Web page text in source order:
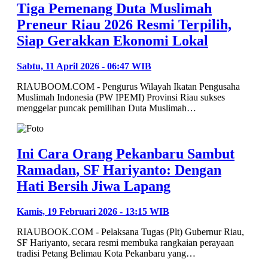
Tiga Pemenang Duta Muslimah
Preneur Riau 2026 Resmi Terpilih,
Siap Gerakkan Ekonomi Lokal
Sabtu, 11 April 2026 - 06:47 WIB
RIAUBOOM.COM - Pengurus Wilayah Ikatan Pengusaha
Muslimah Indonesia (PW IPEMI) Provinsi Riau sukses
menggelar puncak pemilihan Duta Muslimah…
Ini Cara Orang Pekanbaru Sambut
Ramadan, SF Hariyanto: Dengan
Hati Bersih Jiwa Lapang
Kamis, 19 Februari 2026 - 13:15 WIB
RIAUBOOK.COM - Pelaksana Tugas (Plt) Gubernur Riau,
SF Hariyanto, secara resmi membuka rangkaian perayaan
tradisi Petang Belimau Kota Pekanbaru yang…